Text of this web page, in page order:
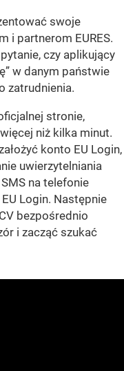
swoje
i partnerom EURES.
czy aplikujący
w danym państwie
zatrudnienia.
stronie,
niż kilka minut.
konto EU Login,
uwierzytelniania
na telefonie
Login. Następnie
bezpośrednio
i zacząć szukać